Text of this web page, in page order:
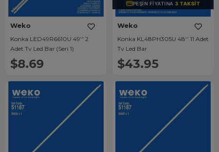
Weko
Konka LED49R6610U 49'' 2
Adet Tv Led Bar (Seri 1)
$8.69
PEŞIN FIYATINA3 TAKSIT
Weko
Konka KL48PH305U 48'' 11 Adet
Tv Led Bar
$43.95